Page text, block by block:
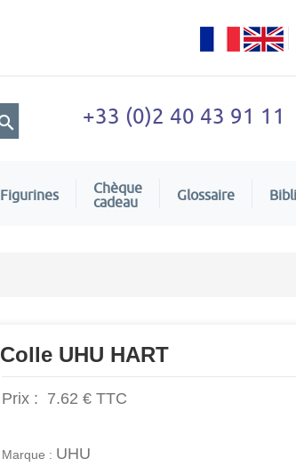
+33 (0)2 40 43 91 11
Figurines
Chèque
cadeau
Glossaire
Colle UHU HART
Prix : 7.62 € TTC
Marque : UHU